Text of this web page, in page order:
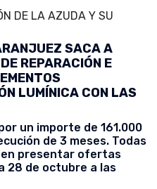
DE LA AZUDA Y SU
SACA A
REPARACIÓN E
LUMÍNICA CON LAS
un importe de 161.000
de 3 meses. Todas
en presentar ofertas
28 de octubre a las